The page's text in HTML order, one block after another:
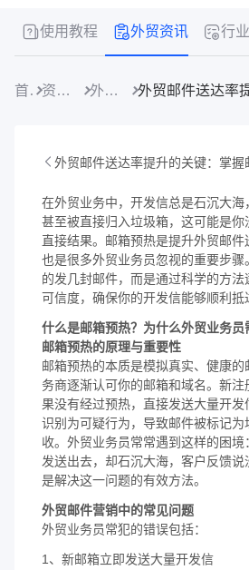
使用教程 外贸资讯 行
首页 资源中心 外贸资讯
外贸邮件送达率提升的关键：掌握
在外贸业务中，开发信总是石沉大海
甚至被直接归入垃圾箱，这可能是你
直接结果。邮箱预热是提升外贸邮件
也是很多外贸业务员忽视的重要步
的发几封邮件，而是通过科学的方
可信度，确保你的开发信能够顺利抵
什么是邮箱预热？为什么外贸业务员
邮箱预热的原理与重要性
邮箱预热的本质是模拟真实、健康
务商逐渐认可你的邮箱和域名。新注
果没有经过预热，直接发送大量开
识别为可疑行为，导致邮件被标记为
收。外贸业务员常常遇到这样的困
发送出去，却石沉大海，客户反馈
是解决这一问题的有效方法。
外贸邮件营销中的常见问题
外贸业务员常犯的错误包括：
1、新邮箱立即发送大量开发信